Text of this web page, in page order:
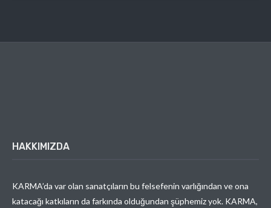
HAKKIMIZDA
KARMA’da var olan sanatçıların bu felsefenin varlığından ve ona
katacağı katkıların da farkında olduğundan şüphemiz yok. KARMA,